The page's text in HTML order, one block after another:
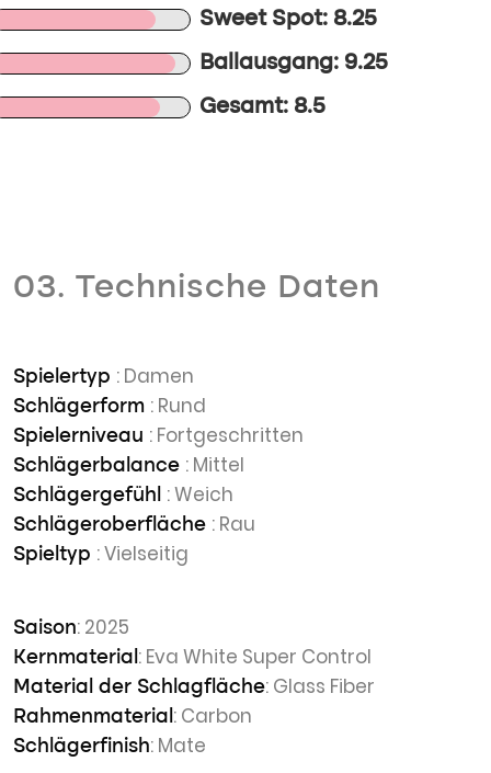
Sweet Spot: 8.25
Ballausgang: 9.25
Gesamt: 8.5
03. Technische Daten
Spielertyp : Damen
Schlägerform : Rund
Spielerniveau : Fortgeschritten
Schlägerbalance : Mittel
Schlägergefühl : Weich
Schlägeroberfläche : Rau
Spieltyp : Vielseitig
Saison: 2025
Kernmaterial : Eva White Super Control
Material der Schlagfläche: Glass Fiber
Rahmenmaterial : Carbon
Schlägerfinish: Mate